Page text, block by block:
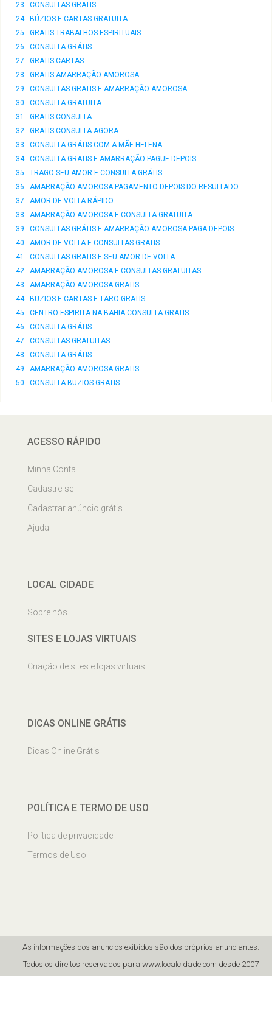
23 - CONSULTAS GRATIS
24 - BÚZIOS E CARTAS GRATUITA
25 - GRATIS TRABALHOS ESPIRITUAIS
26 - CONSULTA GRÁTIS
27 - GRATIS CARTAS
28 - GRATIS AMARRAÇÃO AMOROSA
29 - CONSULTAS GRATIS E AMARRAÇÃO AMOROSA
30 - CONSULTA GRATUITA
31 - GRATIS CONSULTA
32 - GRATIS CONSULTA AGORA
33 - CONSULTA GRÁTIS COM A MÃE HELENA
34 - CONSULTA GRATIS E AMARRAÇÃO PAGUE DEPOIS
35 - TRAGO SEU AMOR E CONSULTA GRÁTIS
36 - AMARRAÇÃO AMOROSA PAGAMENTO DEPOIS DO RESULTADO
37 - AMOR DE VOLTA RÁPIDO
38 - AMARRAÇÃO AMOROSA E CONSULTA GRATUITA
39 - CONSULTAS GRÁTIS E AMARRAÇÃO AMOROSA PAGA DEPOIS
40 - AMOR DE VOLTA E CONSULTAS GRATIS
41 - CONSULTAS GRATIS E SEU AMOR DE VOLTA
42 - AMARRAÇÃO AMOROSA E CONSULTAS GRATUITAS
43 - AMARRAÇÃO AMOROSA GRATIS
44 - BUZIOS E CARTAS E TARO GRATIS
45 - CENTRO ESPIRITA NA BAHIA CONSULTA GRATIS
46 - CONSULTA GRÁTIS
47 - CONSULTAS GRATUITAS
48 - CONSULTA GRÁTIS
49 - AMARRAÇÃO AMOROSA GRATIS
50 - CONSULTA BUZIOS GRATIS
ACESSO RÁPIDO
Minha Conta
Cadastre-se
Cadastrar anúncio grátis
Ajuda
LOCAL CIDADE
Sobre nós
SITES E LOJAS VIRTUAIS
Criação de sites e lojas virtuais
DICAS ONLINE GRÁTIS
Dicas Online Grátis
POLÍTICA E TERMO DE USO
Política de privacidade
Termos de Uso
As informações dos anuncios exibidos são dos próprios anunciantes.
Todos os direitos reservados para www.localcidade.com desde 2007